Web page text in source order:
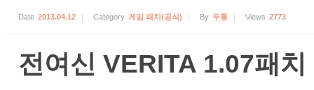
Date 2013.04.12 Category 게임 패치(공식) By 두통 Views 2773
전여신 VERITA 1.07패치